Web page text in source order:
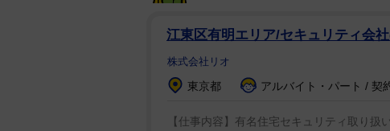
また2016年のCMでは上妻さん、東京
腕前を披露していた。
江東区有明エリア/セキュリティ会
株式会社リオ
東京都 アルバイト・パート / 契
【仕事内容】有名住宅セキュリティ取り